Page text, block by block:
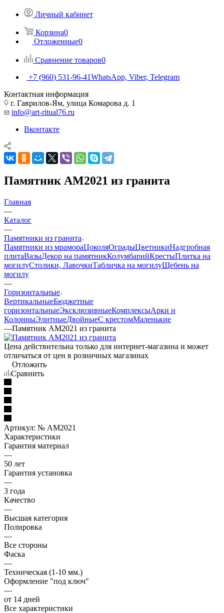
Личный кабинет
Корзина0
Отложенные0
Сравнение товаров0
+7 (960) 531-96-41WhatsApp, Viber, Telegram
Контактная информация
г. Гаврилов-Ям, улица Комарова д. 1
info@art-ritual76.ru
Вконтакте
Памятник AM2021 из гранита
Главная
—
Каталог
—
Памятники из гранита
Памятники из мрамораЦоколяОградыЦветникиНадгробная
плитаВазыДекор на памятникКолумбарийКрестыПлитка на
могилуСтолики, ЛавочкиТабличка на могилуЩебень на
могилу
—
Горизонтальные
ВертикальныеБюджетные
горизонтальныеЭксклюзивныеКомплексыАрки и
КолонныЭлитныеДвойныеС крестомМаленькие
—Памятник AM2021 из гранита
Цена действительна только для интернет-магазина и может
отличаться от цен в розничных магазинах
Отложить
Сравнить
Артикул: № AM2021
Характеристики
Гарантия материал
—
50 лет
Гарантия установка
—
3 года
Качество
—
Высшая категория
Полировка
—
Все стороны
Фаска
—
Техническая (1-10 мм.)
Оформление "под ключ"
—
от 14 дней
Все характеристики